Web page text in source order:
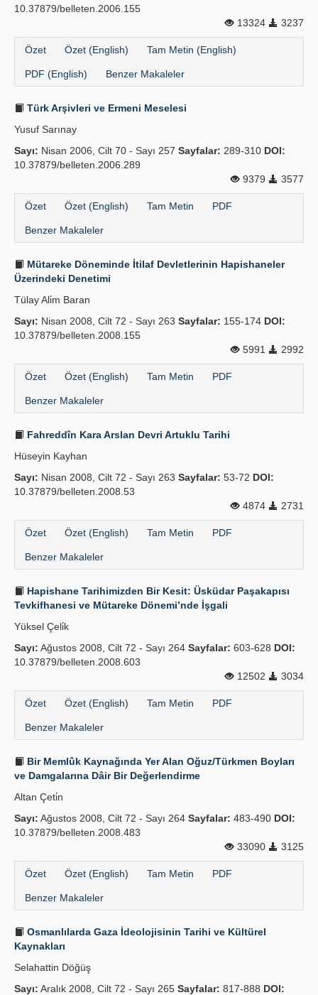
10.37879/belleten.2006.155
13324
3237
Özet Özet (English) Tam Metin (English)
PDF (English) Benzer Makaleler
Türk Arşivleri ve Ermeni Meselesi
Yusuf Sarınay
Sayı: Nisan 2006, Cilt 70 - Sayı 257 Sayfalar: 289-310 DOI:
10.37879/belleten.2006.289
9379
3577
Özet Özet (English) Tam Metin PDF
Benzer Makaleler
Mütareke Döneminde İtilaf Devletlerinin Hapishaneler
Üzerindeki Denetimi
Tülay Ali̇m Baran
Sayı: Nisan 2008, Cilt 72 - Sayı 263 Sayfalar: 155-174 DOI:
10.37879/belleten.2008.155
5991
2992
Özet Özet (English) Tam Metin PDF
Benzer Makaleler
Fahreddîn Kara Arslan Devri Artuklu Tarihi
Hüseyin Kayhan
Sayı: Nisan 2008, Cilt 72 - Sayı 263 Sayfalar: 53-72 DOI:
10.37879/belleten.2008.53
4874
2731
Özet Özet (English) Tam Metin PDF
Benzer Makaleler
Hapishane Tarihimizden Bir Kesit: Üsküdar Paşakapısı
Tevkifhanesi ve Mütareke Dönemi’nde İşgali
Yüksel Çeli̇k
Sayı: Ağustos 2008, Cilt 72 - Sayı 264 Sayfalar: 603-628 DOI:
10.37879/belleten.2008.603
12502
3034
Özet Özet (English) Tam Metin PDF
Benzer Makaleler
Bir Memlûk Kaynağında Yer Alan Oğuz/Türkmen Boyları
ve Damgalarına Dâir Bir Değerlendirme
Altan Çeti̇n
Sayı: Ağustos 2008, Cilt 72 - Sayı 264 Sayfalar: 483-490 DOI:
10.37879/belleten.2008.483
33090
3125
Özet Özet (English) Tam Metin PDF
Benzer Makaleler
Osmanlılarda Gaza İdeolojisinin Tarihi ve Kültürel
Kaynakları
Selahattin Döğüş
Sayı: Aralık 2008, Cilt 72 - Sayı 265 Sayfalar: 817-888 DOI: